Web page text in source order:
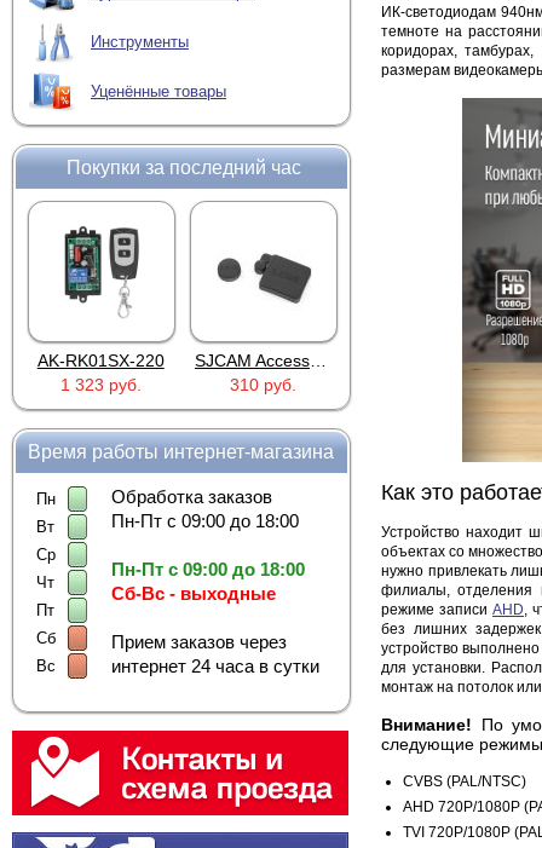
Инструменты
Уценённые товары
Покупки за последний час
AK-RK01SX-220
1 323 руб.
310 руб.
FG-100 для FINEVu
Время работы интернет-магазина
Пн
Вт
Ср
Чт
Пт
Сб
Вс
Обработка заказов
Пн-Пт с 09:00 до 18:00
Пн-Пт с 09:00 до 18:00
Сб-Вс - выходные
Прием заказов через
интернет 24 часа в сутки
ИК-светодиодам
темноте на
коридорах,
размерам
Как это
Устройство находит
объектах со
нужно привлекать
филиалы, отделения
режиме записи AHD ,
без лишних
устройство
для установки.
монтаж на потолок
Внимание! По
следующие
CVBS (PAL/NTSC)
AHD 720P/1080P
TVI 720P/1080P